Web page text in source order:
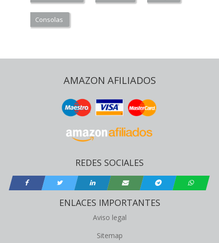
Consolas
AMAZON AFILIADOS
REDES SOCIALES
ENLACES IMPORTANTES
Aviso legal
Sitemap